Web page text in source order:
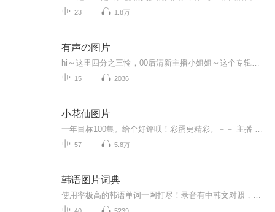
23 1.8万
有声の图片
15 2036
小花仙图片
57 5.8万
韩语图片词典